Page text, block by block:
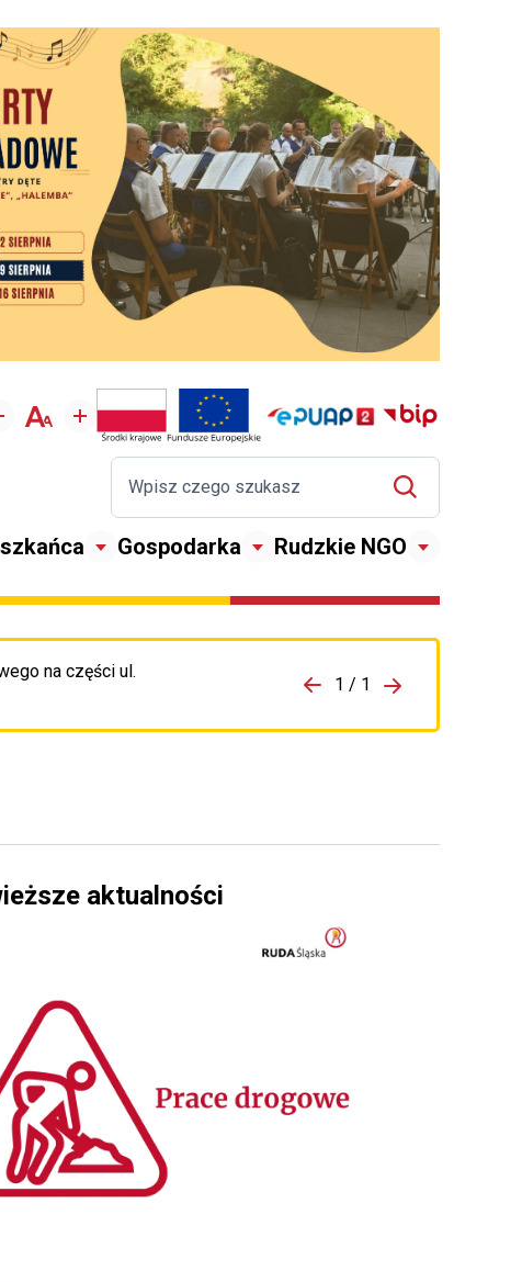
Gospodarka Rudzkie NGO
na części ul.
Przejdź do porzpedniego komunikatu 1 / 1
Przejdź do
aktualności